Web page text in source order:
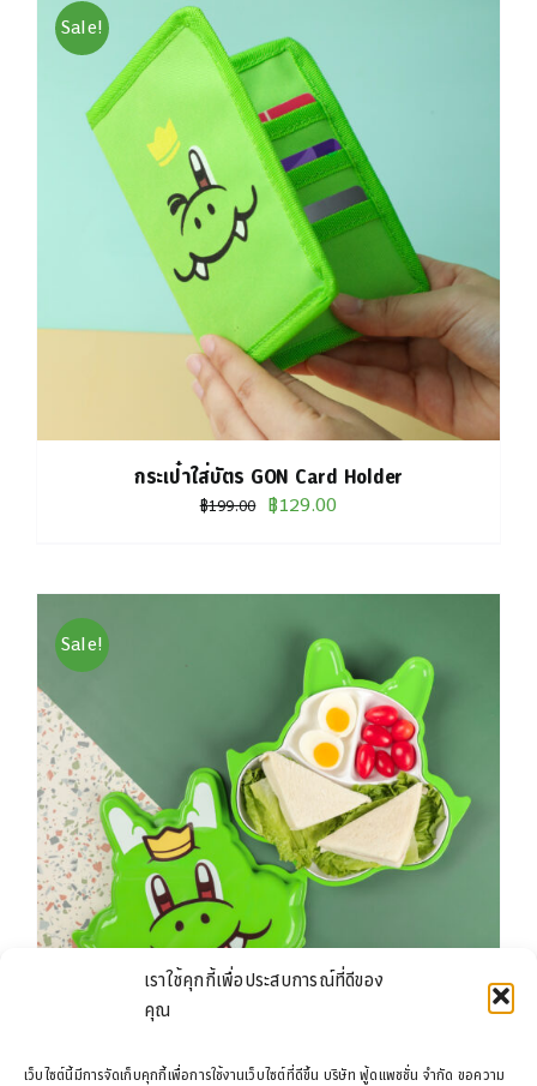
เราใช้คุกกี้เพื่อประสบการณ์ที่ดีของ
คุณ
เว็บไซต์นี้มีการจัดเก็บคุกกี้เพื่อการใช้งานเว็บไซต์ที่ดีขึ้น บริษัท ฟู้ดแพชชั่น จำกัด ขอความ
Sale!
กระเป๋าใส่บัตร GON Card Holder
฿199.00 Original
฿199.00.
฿129.00Current
฿129.00.
Sale!